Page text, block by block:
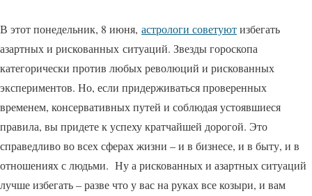
В этот понедельник, 8 июня, астрологи советуютизбегать
азартных и рискованных ситуаций. Звезды гороскопа
категорически против любых революций и рискованных
экспериментов. Но, если придерживаться проверенных
временем, консервативных путей и соблюдая устоявшиеся
правила, вы придете к успеху кратчайшей дорогой. Это
справедливо во всех сферах жизни – и в бизнесе, и в быту, и в
отношениях с людьми. Ну а рискованных и азартных ситуаций
лучше избегать – разве что у вас на руках все козыри, и вам